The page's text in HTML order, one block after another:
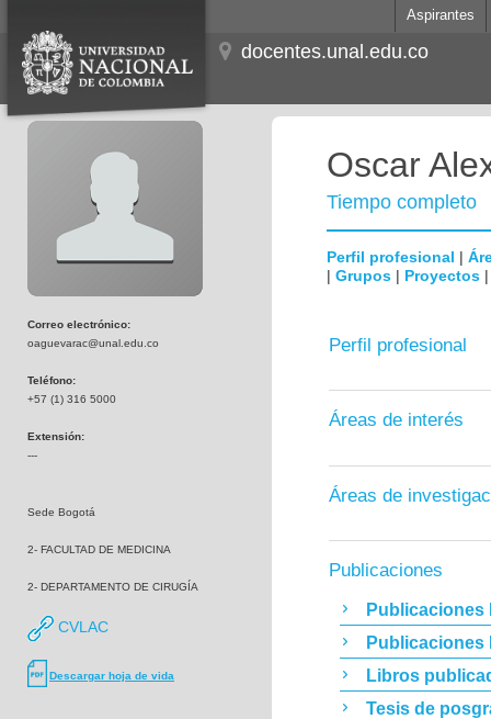
Aspirantes
docentes.unal.edu.co
Correo electrónico:
oaguevarac@unal.edu.co
Teléfono:
+57 (1) 316 5000
Extensión:
---
Sede Bogotá
2- FACULTAD DE MEDICINA
2- DEPARTAMENTO DE CIRUGÍA
CVLAC
Descargar hoja de vida
Oscar
Tiempo completo
Perfil profesional |
| Grupos | Proyectos
Perfil profesional
Áreas de interés
Áreas de
Publicaciones
Publicaciones
Publicaciones
Libros
Tesis de